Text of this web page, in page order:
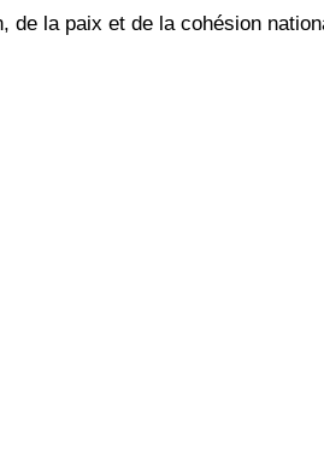
de la paix et de la cohésion